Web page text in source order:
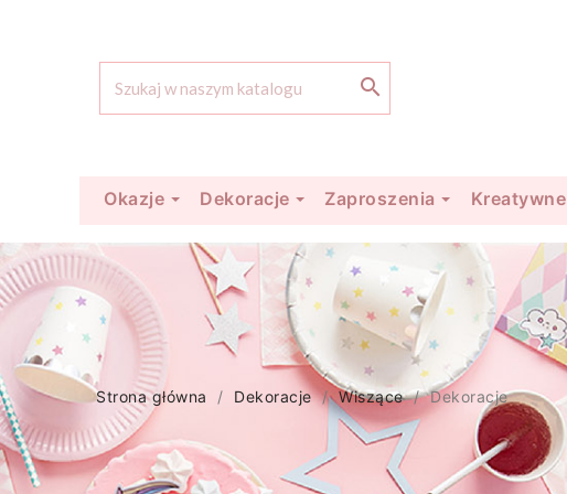

Okazje Dekoracje Zaproszenia Kreatywne
Strona główna Dekoracje Wiszące Dekoracje